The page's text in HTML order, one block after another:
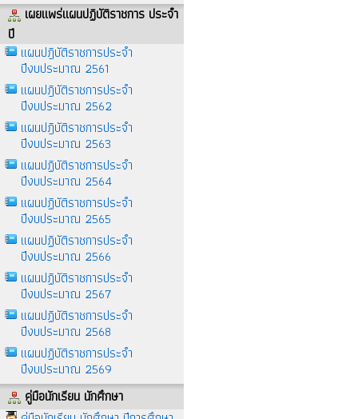
เผยแพร่แผนปฏิบัติราชการ ประจำ
ปี
แผนปฎิบัติราชการประจำ
ปีงบประมาณ 2561
แผนปฎิบัติราชการประจำ
ปีงบประมาณ 2562
แผนปฎิบัติราชการประจำ
ปีงบประมาณ 2563
แผนปฏิบัติราชการประจำ
ปีงบประมาณ 2564
แผนปฏิบัติราชการประจำ
ปีงบประมาณ 2565
แผนปฏิบัติราชการประจำ
ปีงบประมาณ 2566
แผนปฏิบัติราชการประจำ
ปีงบประมาณ 2567
แผนปฏิบัติราชการประจำ
ปีงบประมาณ 2568
แผนปฏิบัติราชการประจำ
ปีงบประมาณ 2569
คู่มือนักเรียน นักศึกษา